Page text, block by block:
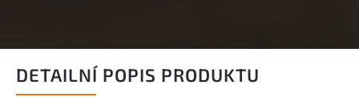
DETAILNÍ POPIS PRODUKTU